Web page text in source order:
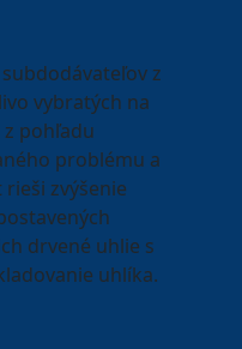
z
vybratých na
pohľadu
problému a
zvýšenie
drvené uhlie s
uhlíka.